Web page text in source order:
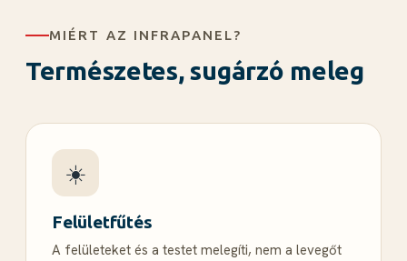
MIÉRT AZ INFRAPANEL?
Természetes, sugárzó meleg
☀️
Felületfűtés
A felületeket és a testet melegíti, nem a levegőt